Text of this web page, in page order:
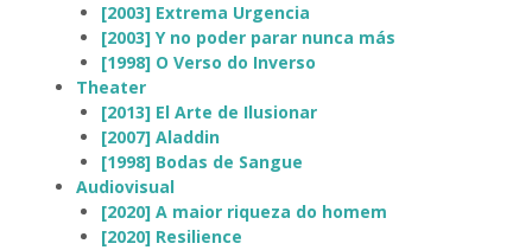
[2003] Extrema Urgencia
[2003] Y no poder parar nunca más
[1998] O Verso do Inverso
Theater
[2013] El Arte de Ilusionar
[2007] Aladdin
[1998] Bodas de Sangue
Audiovisual
[2020] A maior riqueza do homem
[2020] Resilience